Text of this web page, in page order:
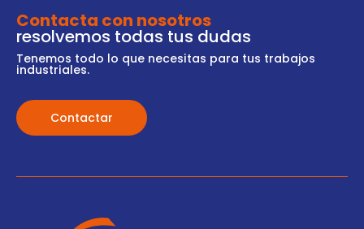
Contacta con nosotros
resolvemos todas tus dudas
Tenemos todo lo que necesitas para tus trabajos
industriales.
Contactar